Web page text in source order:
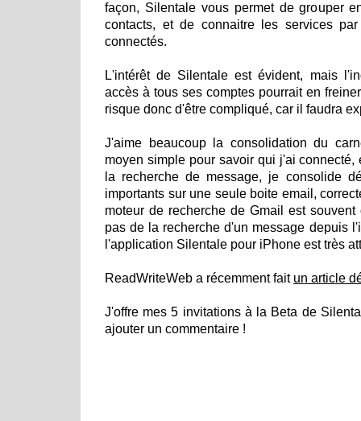
façon, Silentale vous permet de grouper
contacts, et de connaitre les services
connectés.
L'intérêt de Silentale est évident, mais
accès à tous ses comptes pourrait en
risque donc d'être compliqué, car il faudra
J'aime beaucoup la consolidation du
moyen simple pour savoir qui j'ai connecté,
la recherche de message, je consolide
importants sur une seule boite email,
moteur de recherche de Gmail est
pas de la recherche d'un message depuis
l'application Silentale pour iPhone est très
ReadWriteWeb a récemment fait un article
J'offre mes 5 invitations à la Beta de
ajouter un commentaire !